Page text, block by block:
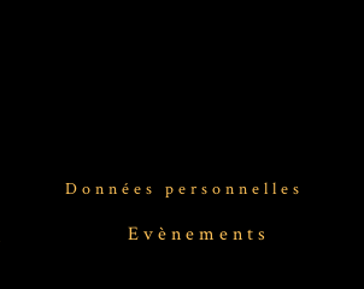
Données personnelles
Evènements